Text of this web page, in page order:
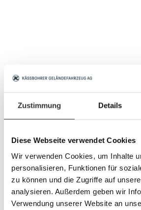
Zustimmung Details
Diese Webseite verwendet Cookies
Wir verwenden Cookies, um Inhalte
personalisieren, Funktionen für
zu können und die Zugriffe auf
analysieren. Außerdem geben wir
Verwendung unserer Website an